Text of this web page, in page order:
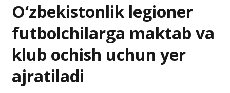
O‘zbekistonlik legioner
futbolchilarga maktab va
klub ochish uchun yer
ajratiladi